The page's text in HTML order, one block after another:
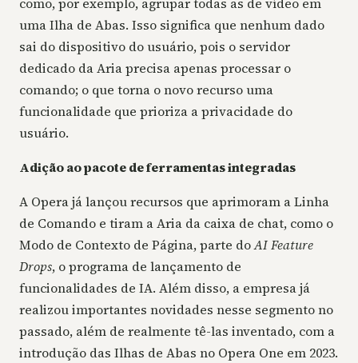
uma Ilha de Abas. Isso significa que nenhum dado
sai do dispositivo do usuário, pois o servidor
dedicado da Aria precisa apenas processar o
comando; o que torna o novo recurso uma
funcionalidade que prioriza a privacidade do
usuário.
Adição ao pacote de ferramentas integradas
A Opera já lançou recursos que aprimoram a Linha
de Comando e tiram a Aria da caixa de chat, como o
Modo de Contexto de Página, parte doAI Feature
Drops, o programa de lançamento de
funcionalidades de IA. Além disso, a empresa já
realizou importantes novidades nesse segmento no
passado, além de realmente tê-las inventado, com a
introdução das Ilhas de Abas no Opera One em 2023.